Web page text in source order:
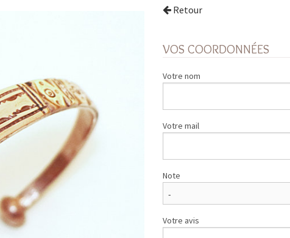
Retour
VOS COORDONNÉES
Votre nom
Votre mail
Note
Votre avis